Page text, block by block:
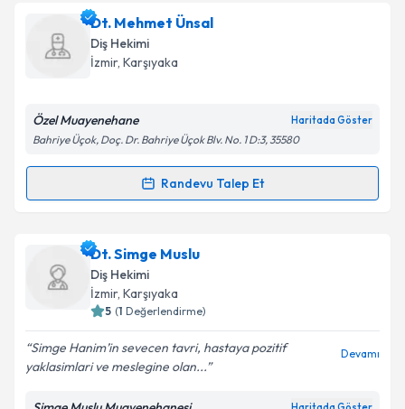
Takvim Talebini Gönder
Uzm. Dt. Gözde Öztürkiçin randevu takvimi talebi
oluşturun. Size bu uzmandan randevu almanız için bir
takvim hazırlandığında e-posta ile bilgilendireceğiz.
Kişisel verilerimin işlenmesine ilişkin
Metni'ni okudum ve kişisel verilerimin belirtilen
Takvim Talebini Gönder
Dt. Mehmet Ünsal
Diş Hekimi
İzmir, Karşıyaka
Özel Muayenehane Haritada Göster
Bahriye Üçok, Doç. Dr. Bahriye Üçok Blv. No. 1 D:3, 35580
Randevu Talep Et
Randevu Takvimi Talebi
Dt. Mehmet Ünsaliçin randevu takvimi talebi
oluşturun. Size bu uzmandan randevu almanız için bir
takvim hazırlandığında e-posta ile bilgilendireceğiz.
Dt. Simge Muslu
Diş Hekimi
İzmir, Karşıyaka
5 (1 Değerlendirme)
Simge Hanim’in sevecen tavri, hastaya pozitif
yaklasimlari ve meslegine olan...
Devamı